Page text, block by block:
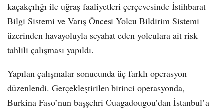
kaçakçılığı ile uğraş faaliyetleri çerçevesinde İstihbarat
Bilgi Sistemi ve Varış Öncesi Yolcu Bildirim Sistemi
üzerinden havayoluyla seyahat eden yolculara ait risk
tahlili çalışması yapıldı.
Yapılan çalışmalar sonucunda üç farklı operasyon
düzenlendi. Gerçekleştirilen birinci operasyonda,
Burkina Faso’nun başşehri Ouagadougou’dan İstanbul’a